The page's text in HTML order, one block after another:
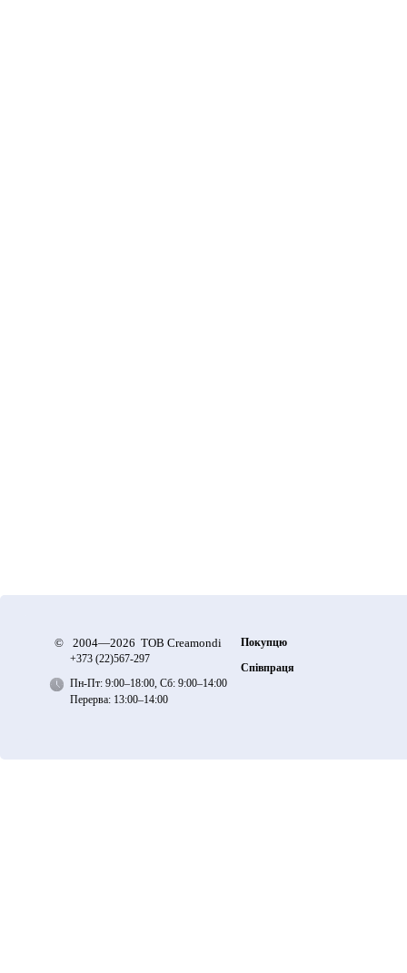
© 2004—2026 ТОВ Creamondi
+373 (22)567-297
Пн-Пт: 9:00–18:00, Сб: 9:00–14:00
Перерва: 13:00–14:00
Покупцю
Співпраця